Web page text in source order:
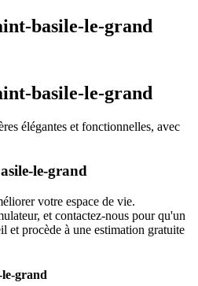
basile-le-grand
basile-le-grand
élégantes et fonctionnelles, avec
le-grand
votre espace de vie.
et contactez-nous pour qu'un
et procède à une estimation gratuite
le-grand